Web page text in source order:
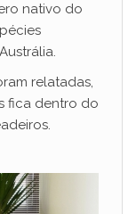
nativo do
relatadas,
fica dentro do